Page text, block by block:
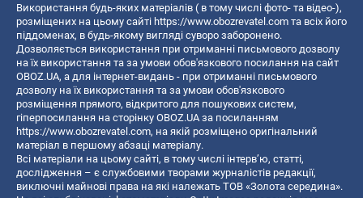
Використання будь-яких матеріалів ( в тому числі фото- та відео-),
розміщених на цьому сайті https://www.obozrevatel.com та всіх його
піддоменах, в будь-якому вигляді суворо заборонено.
Дозволяється використання при отриманні письмового дозволу
на їх використання та за умови обов'язкового посилання на сайт
OBOZ.UA, а для інтернет-видань - при отриманні письмового
дозволу на їх використання та за умови обов'язкового
розміщення прямого, відкритого для пошукових систем,
гіперпосилання на сторінку OBOZ.UA за посиланням
https://www.obozrevatel.com, на якій розміщено оригінальний
матеріал в першому абзаці матеріалу.
Всі матеріали на цьому сайті, в тому числі інтерв’ю, статті,
дослідження – є службовими творами журналістів редакції,
виключні майнові права на які належать ТОВ «Золота середина».